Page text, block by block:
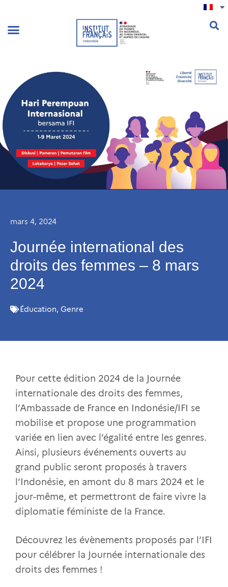
mars 4, 2024
Journée international des
droits des femmes – 8 mars
2024
Éducation, Genre
Pour cette édition 2024 de la Journée
internationale des droits des femmes,
l’Ambassade de France en Indonésie/IFI se
mobilise et propose une programmation
variée en lien avec l’égalité entre les genres.
Ainsi, plusieurs événements ouverts au
grand public seront proposés à travers
l’Indonésie, en amont du 8 mars 2024 et le
jour-même, et permettront de faire vivre la
diplomatie féministe de la France.
Découvrez les évènements proposés par l’IFI
pour célébrer la Journée internationale des
droits des femmes !